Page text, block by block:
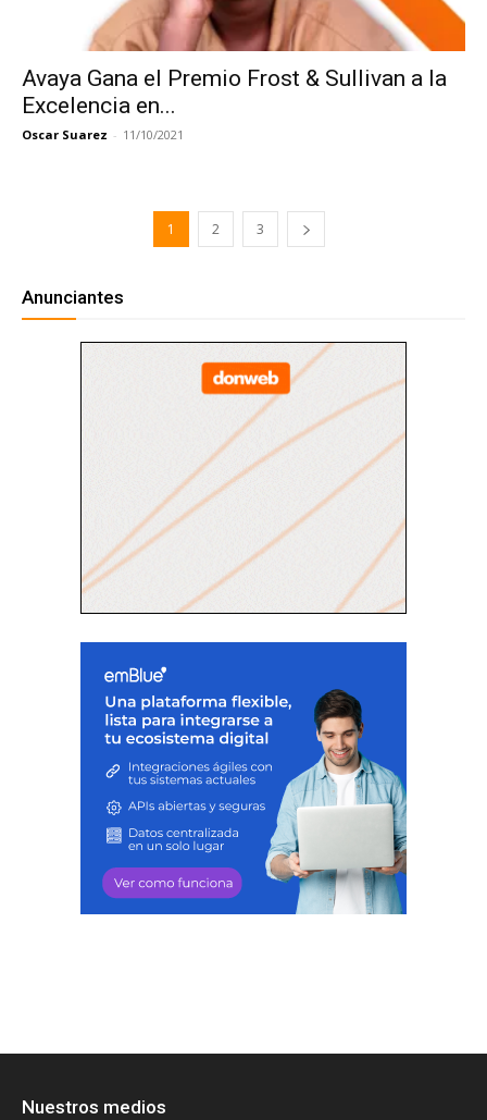
Avaya Gana el Premio Frost & Sullivan a la
Excelencia en...
Oscar Suarez - 11/10/2021
1 2 3
Anunciantes
Nuestros medios